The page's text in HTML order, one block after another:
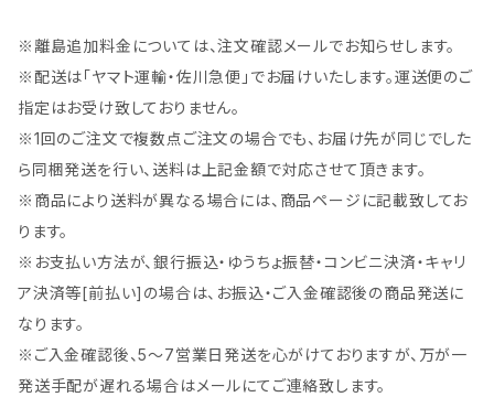
※離島追加料金については、注文確認メールでお知らせします。
※配送は「ヤマト運輸・佐川急便」でお届けいたします。運送便のご
指定はお受け致しておりません。
※1回のご注文で複数点ご注文の場合でも、お届け先が同じでした
ら同梱発送を行い、送料は上記金額で対応させて頂きます。
※商品により送料が異なる場合には、商品ページに記載致してお
ります。
※お支払い方法が、銀行振込・ゆうちょ振替・コンビニ決済・キャリ
ア決済等[前払い]の場合は、お振込・ご入金確認後の商品発送に
なります。
※ご入金確認後、5～7営業日発送を心がけておりますが、万が一
発送手配が遅れる場合はメールにてご連絡致します。